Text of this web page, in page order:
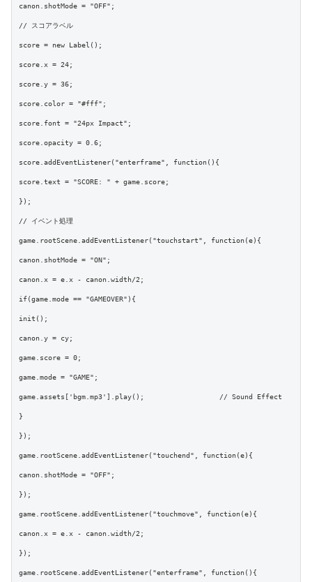
canon.shotMode = "OFF";
// スコアラベル
score = new Label();
score.x = 24;
score.y = 36;
score.color = "#fff";
score.font = "24px Impact";
score.opacity = 0.6;
score.addEventListener("enterframe", function(){
score.text = "SCORE: " + game.score;
});
// イベント処理
game.rootScene.addEventListener("touchstart", function(e){
canon.shotMode = "ON";
canon.x = e.x - canon.width/2;
if(game.mode == "GAMEOVER"){
init();
canon.y = cy;
game.score = 0;
game.mode = "GAME";
game.assets['bgm.mp3'].play();			// Sound Effect
}
});
game.rootScene.addEventListener("touchend", function(e){
canon.shotMode = "OFF";
});
game.rootScene.addEventListener("touchmove", function(e){
canon.x = e.x - canon.width/2;
});
game.rootScene.addEventListener("enterframe", function(){